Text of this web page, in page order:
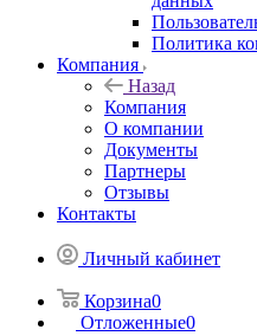
Политика
Компания
Назад
Компания
О компании
Документы
Партнеры
Отзывы
Контакты
Личный кабинет
Корзина0
Отложенные0